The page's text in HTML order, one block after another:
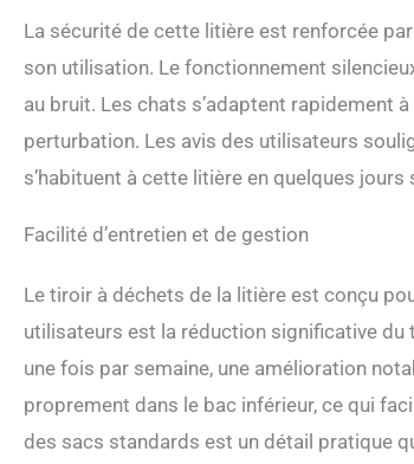
La sécurité de cette litière est renforcée
son utilisation. Le fonctionnement
au bruit. Les chats s’adaptent rapidement
perturbation. Les avis des utilisateurs
s’habituent à cette litière en quelques jours
Facilité d’entretien et de gestion
Le tiroir à déchets de la litière est conçu
utilisateurs est la réduction significative du
une fois par semaine, une amélioration
proprement dans le bac inférieur, ce qui
des sacs standards est un détail pratique